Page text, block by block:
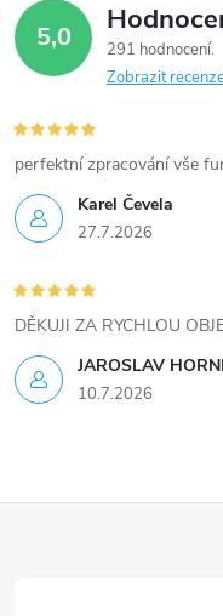
v
ý
p
i
s
u
5,0
291 hodnocení
Zobrazit
Karel Čevela
27.7.2026
perfektní zpracování vše
JAROSLAV HORNI
10.7.2026
DĚKUJI ZA RYCHLOU